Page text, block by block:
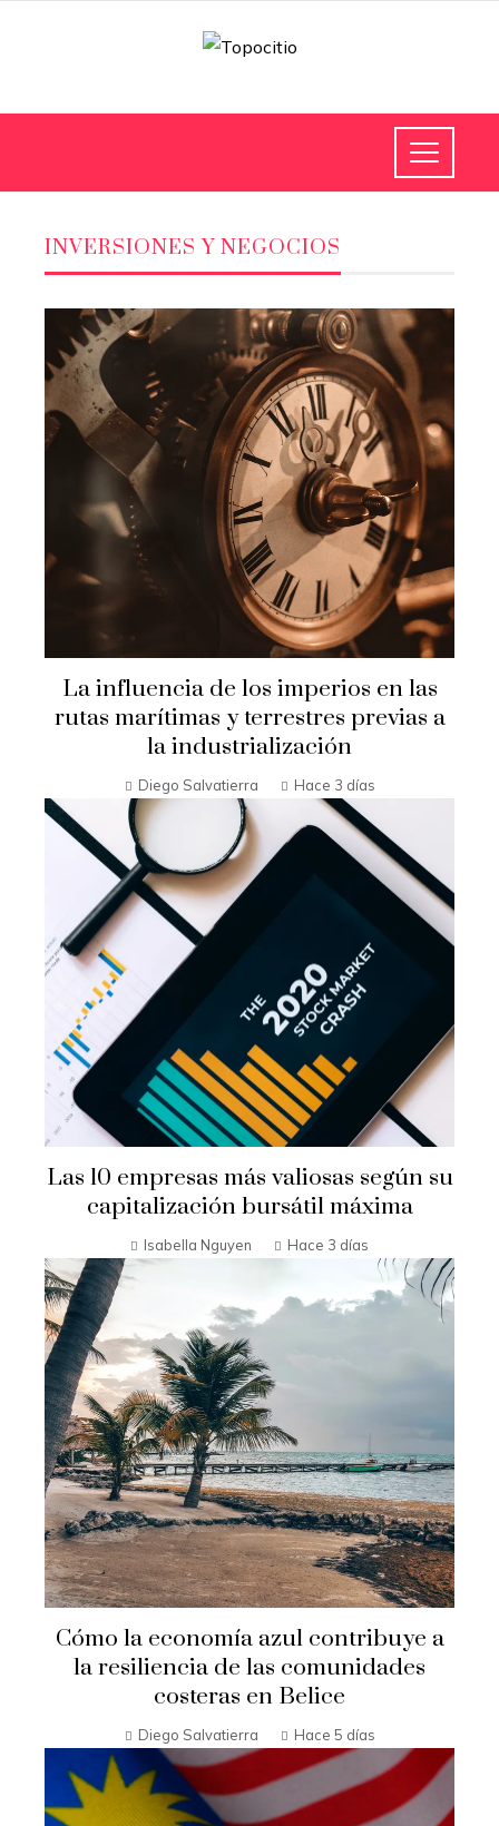
INVERSIONES Y NEGOCIOS
La influencia de los imperios en las
rutas marítimas y terrestres previas a
la industrialización
Diego Salvatierra Hace 3 días
Las 10 empresas más valiosas según su
capitalización bursátil máxima
Isabella Nguyen Hace 3 días
Cómo la economía azul contribuye a
la resiliencia de las comunidades
costeras en Belice
Diego Salvatierra Hace 5 días